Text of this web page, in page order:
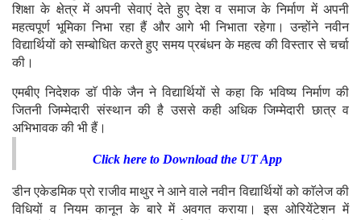
शिक्षा के क्षेत्र में अपनी सेवाएं देते हुए देश व समाज के निर्माण में अपनी
महत्वपूर्ण भूमिका निभा रहा हैं और आगे भी निभाता रहेगा। उन्होंने नवीन
विद्यार्थियों को सम्बोधित करते हुए समय प्रबंधन के महत्व की विस्तार से चर्चा
की।
एमबीए निदेशक डाॅ पीके जैन ने विद्यार्थियों से कहा कि भविष्य निर्माण की
जितनी जिम्मेदारी संस्थान की है उससे कही अधिक जिम्मेदारी छात्र व
अभिभावक की भी हैं।
Click here to Download the UT App
डीन एकेडमिक प्रो राजीव माथुर ने आने वाले नवीन विद्यार्थियों को काॅलेज की
विधियों व नियम कानून के बारे में अवगत कराया। इस ओरियेंटेशन में